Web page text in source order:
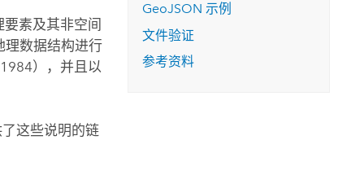
素及其非空间
理数据结构进行
），并且以
这些说明的链
GeoJSON 示例
文件验证
参考资料